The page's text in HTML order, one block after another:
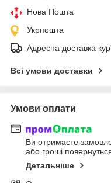
Нова Пошта
Укрпошта
Адресна доставка
Всі умови доставки
Умови оплати
Ви отримаєте
або гроші
Детальніше